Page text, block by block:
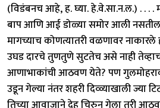
(विडंबनच आहे, ह. घ्या. हे.वे.सा.न.ल.) . . . .
बाप आणि आई डोळ्या समोर आली
मागच्याच कोणत्यातरी वळणावर
उघड दारचे तुणतुणे सुटतेच असे नाही
आणाभाकांची आठवण येते? पण
उडून गेल्या नंतर शहरी दिव्व्याखाली ज्या